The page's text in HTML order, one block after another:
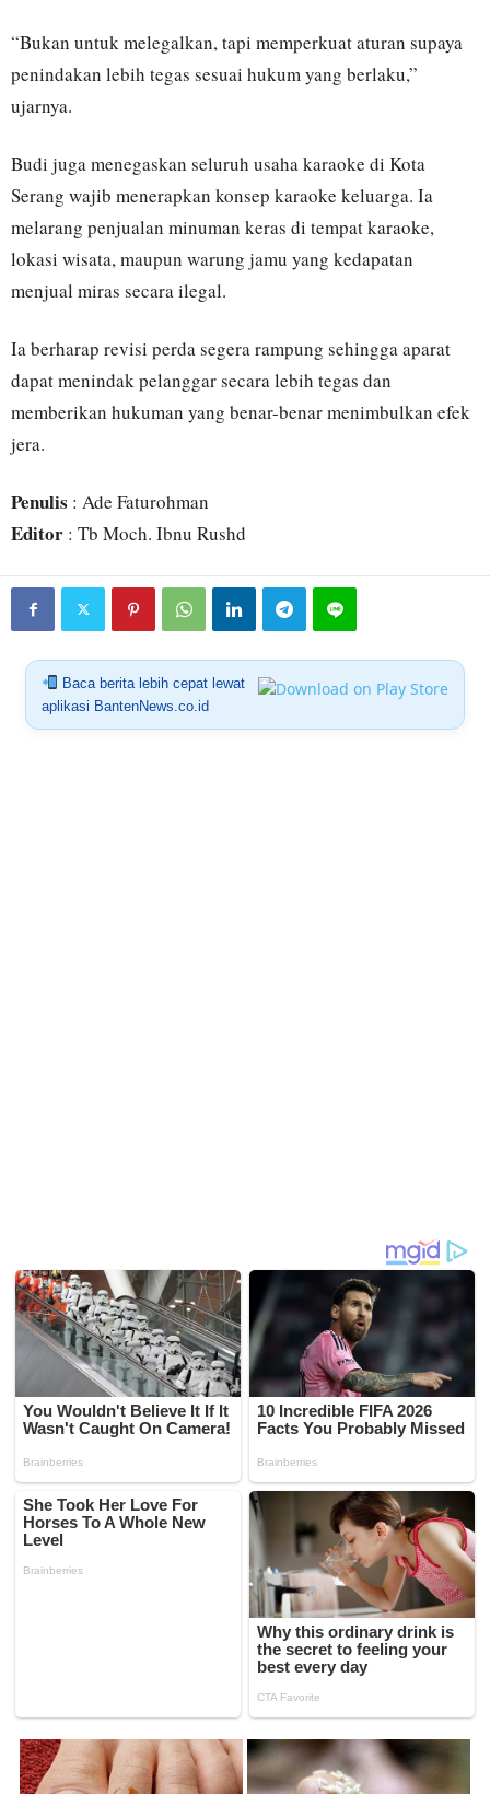
“Bukan untuk melegalkan, tapi memperkuat aturan supaya
penindakan lebih tegas sesuai hukum yang berlaku,”
ujarnya.
Budi juga menegaskan seluruh usaha karaoke di Kota
Serang wajib menerapkan konsep karaoke keluarga. Ia
melarang penjualan minuman keras di tempat karaoke,
lokasi wisata, maupun warung jamu yang kedapatan
menjual miras secara ilegal.
Ia berharap revisi perda segera rampung sehingga aparat
dapat menindak pelanggar secara lebih tegas dan
memberikan hukuman yang benar-benar menimbulkan efek
jera.
Penulis : Ade Faturohman
Editor : Tb Moch. Ibnu Rushd
Baca berita lebih cepat lewat
aplikasi BantenNews.co.id